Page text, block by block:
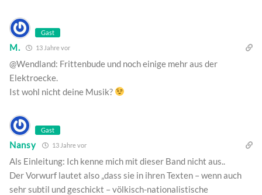
Gast
M. 13 Jahre vor
@Wendland: Frittenbude und noch einige mehr aus der
Elektroecke.
Ist wohl nicht deine Musik?
Gast
Nansy 13 Jahre vor
Als Einleitung: Ich kenne mich mit dieser Band nicht aus..
Der Vorwurf lautet also „dass sie in ihren Texten – wenn auch
sehr subtil und geschickt – völkisch-nationalistische